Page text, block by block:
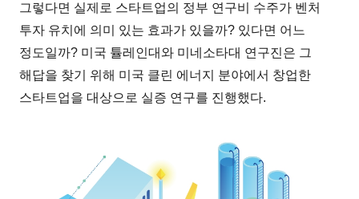
그렇다면 실제로 스타트업의 정부 연구비 수주가 벤처
투자 유치에 의미 있는 효과가 있을까? 있다면 어느
정도일까? 미국 튤레인대와 미네소타대 연구진은 그
해답을 찾기 위해 미국 클린 에너지 분야에서 창업한
스타트업을 대상으로 실증 연구를 진행했다.